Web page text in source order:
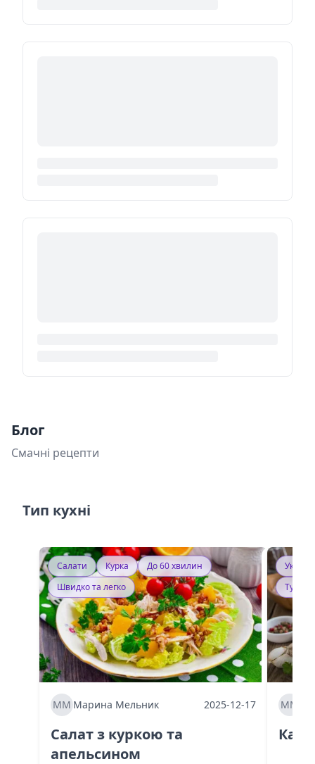
Блог
Смачні рецепти
Тип кухні
Салати Курка
До 60 хвилин
Швидко та легко
ММ Марина Мельник 2025-12-17
Салат з куркою та
апельсином
ММ